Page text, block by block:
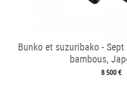
Bunko et suzuribako -
bambous,
8 500 €